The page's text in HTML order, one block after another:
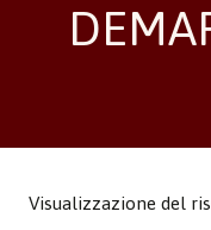
Visualizzazione del